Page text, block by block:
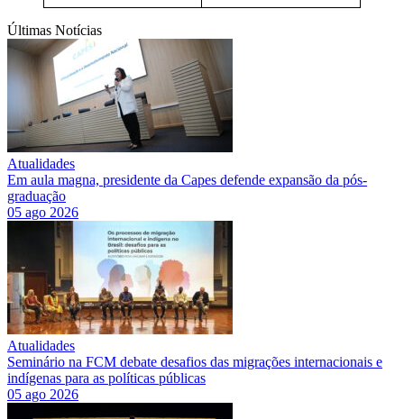
Últimas Notícias
Atualidades
Em aula magna, presidente da Capes defende expansão da pós-
graduação
05 ago 2026
Atualidades
Seminário na FCM debate desafios das migrações internacionais e
indígenas para as políticas públicas
05 ago 2026